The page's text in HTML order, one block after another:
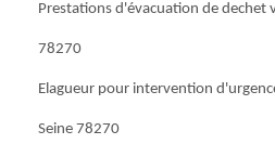
Prestations d'évacuation de dechet
78270
Elagueur pour intervention
Seine 78270